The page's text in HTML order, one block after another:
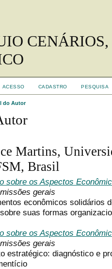
ACESSO CADASTRO PESQUISA
do Autor
Martins,
Brasil
sobre os Aspectos
gerais
econômicos solidários
suas formas
sobre os Aspectos
gerais
estratégico: diagnóstico e